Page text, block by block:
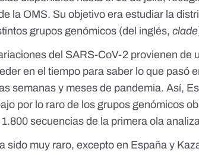
la OMS. Su objetivo era estudiar la
grupos genómicos (del inglés,clade
del SARS-CoV-2 provienen de
en el tiempo para saber lo que pasó
semanas y meses de pandemia. Así,
por lo raro de los grupos genómicos
secuencias de la primera ola
sido muy raro, excepto en España y